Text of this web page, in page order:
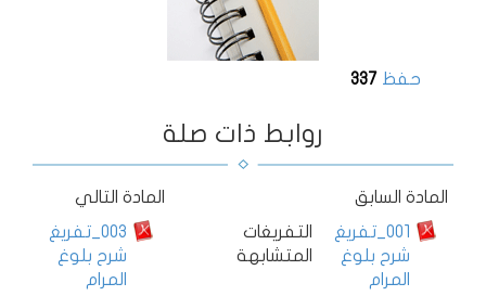
حفظ 337
روابط ذات صلة
المادة السابق
001_تفريغ
شرح بلوغ
المرام
التفريغات
المتشابهة
المادة التالي
003_تفريغ
شرح بلوغ
المرام